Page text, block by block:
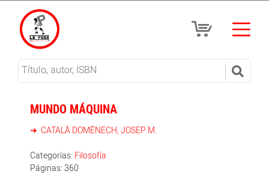
MUNDO MÁQUINA
CATALÀ DOMÈNECH, JOSEP M.
Categorías: Filosofía
Páginas: 360